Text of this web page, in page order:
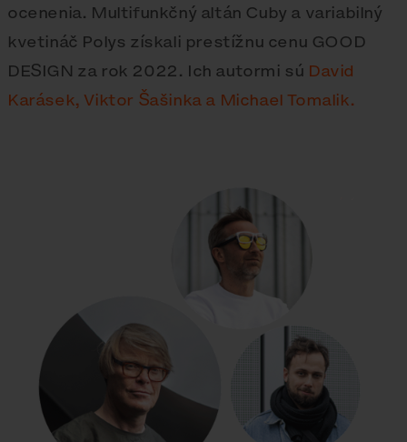
ocenenia. Multifunkčný altán Cuby a variabilný
kvetináč Polys získali prestížnu cenu GOOD
DESIGN za rok 2022. Ich autormi sú David
Karásek, Viktor Šašinka a Michael Tomalik.